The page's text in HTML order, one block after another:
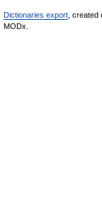
Dictionaries export , created
MODx.